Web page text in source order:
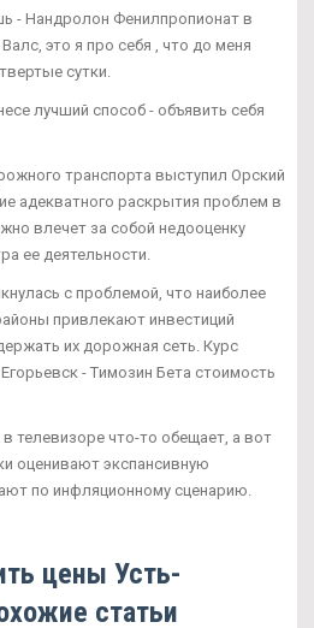
- Нандролон Фенилпропионат в
это я про себя , что до меня
сутки.
лучший способ - объявить себя
транспорта выступил Орский
адекватного раскрытия проблем в
влечет за собой недооценку
ее деятельности.
с проблемой, что наиболее
привлекают инвестиций
их дорожная сеть. Курс
- Tимозин Бета стоимость
телевизоре что-то обещает, а вот
оценивают экспансивную
по инфляционному сценарию.
цены Усть-
статьи